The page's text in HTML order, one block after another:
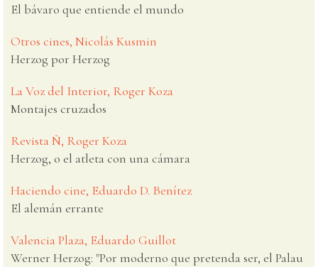
El bávaro que entiende el mundo
Otros cines, Nicolás Kusmin
Herzog por Herzog
La Voz del Interior, Roger Koza
Montajes cruzados
Revista Ñ, Roger Koza
Herzog, o el atleta con una cámara
Haciendo cine, Eduardo D. Benítez
El alemán errante
Valencia Plaza, Eduardo Guillot
Werner Herzog: "Por moderno que pretenda ser, el Palau